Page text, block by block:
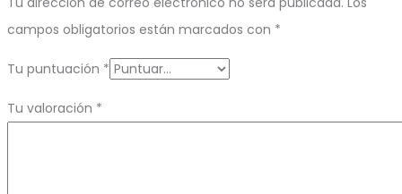
campos obligatorios están marcados con *
Tu puntuación *
Tu valoración *